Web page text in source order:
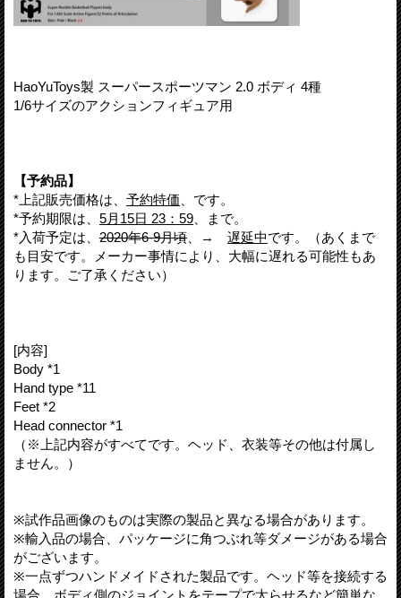
HaoYuToys製 スーパースポーツマン 2.0 ボディ 4種
1/6サイズのアクションフィギュア用
【予約品】
*上記販売価格は、 予約特価 、です。
*予約期限は、 5月15日 23：59 、まで。
*入荷予定は、 2020年6-9月頃 、→ 遅延中です。（あくまで
も目安です。メーカー事情により、大幅に遅れる可能性もあ
ります。ご了承ください）
[内容]
Body *1
Hand type *11
Feet *2
Head connector *1
（※上記内容がすべてです。ヘッド、衣装等その他は付属し
ません。）
※試作品画像のものは実際の製品と異なる場合があります。
※輸入品の場合、パッケージに角つぶれ等ダメージがある場合
がございます。
※一点ずつハンドメイドされた製品です。ヘッド等を接続する
場合、ボディ側のジョイントをテープで太らせるなど簡単な